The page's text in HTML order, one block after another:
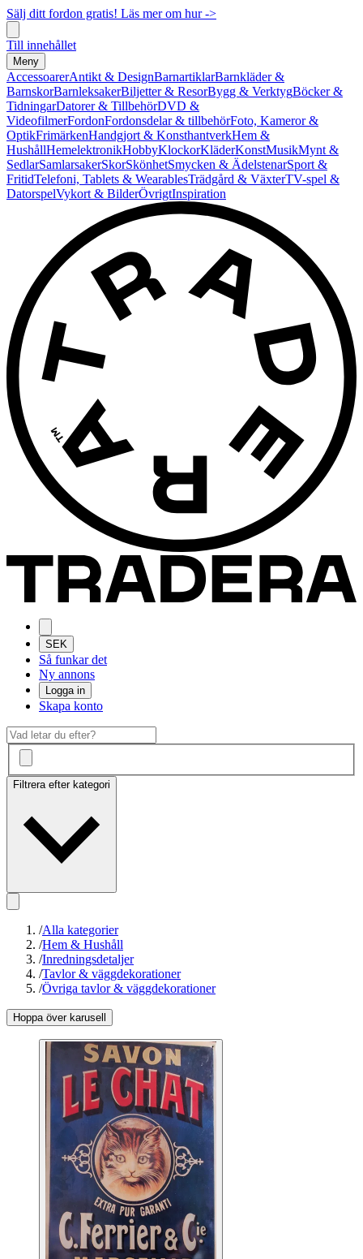
Sälj ditt fordon gratis! Läs mer om hur ->
Till innehållet
Meny
AccessoarerAntikt & DesignBarnartiklarBarnkläder &
BarnskorBarnleksakerBiljetter & ResorBygg & VerktygBöcker &
TidningarDatorer & TillbehörDVD &
VideofilmerFordonFordonsdelar & tillbehörFoto, Kameror &
OptikFrimärkenHandgjort & KonsthantverkHem &
HushållHemelektronikHobbyKlockorKläderKonstMusikMynt &
SedlarSamlarsakerSkorSkönhetSmycken & ÄdelstenarSport &
FritidTelefoni, Tablets & WearablesTrädgård & VäxterTV-spel &
DatorspelVykort & BilderÖvrigtInspiration
SEK
Så funkar det
Ny annons
Logga in
Skapa konto
Filtrera efter kategori
/Alla kategorier
/Hem & Hushåll
/Inredningsdetaljer
/Tavlor & väggdekorationer
/Övriga tavlor & väggdekorationer
Hoppa över karusell